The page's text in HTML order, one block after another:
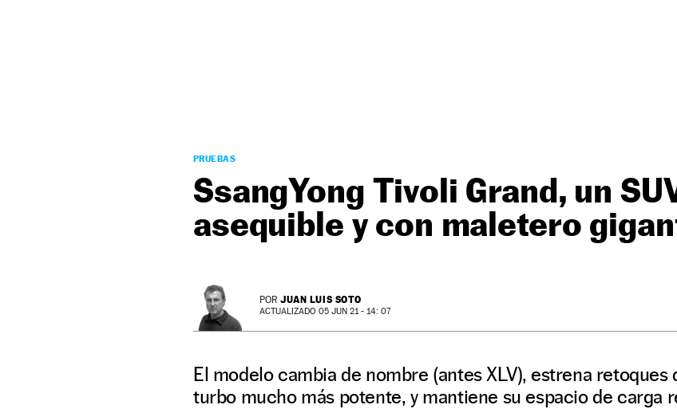
PRUEBAS
SsangYong Tivoli Grand, un
asequible y con maletero
POR JUAN LUIS SOTO
ACTUALIZADO 05 JUN 21 - 14: 07
El modelo cambia de nombre (antes XLV), estrena retoques
turbo mucho más potente, y mantiene su espacio de carga